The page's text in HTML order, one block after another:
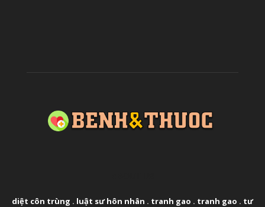
diệt côn trùng . luật sư hôn nhân . tranh gao . tranh gao . tư